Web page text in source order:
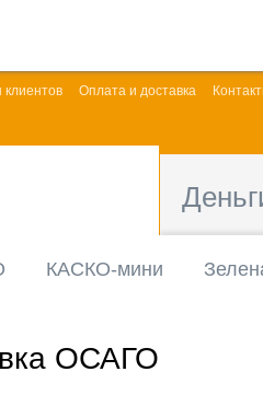
Оплата и доставка
КАСКО-мини
ОСАГО